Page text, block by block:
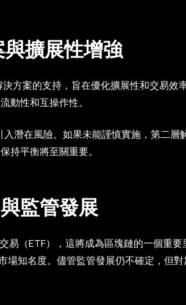
擴展性增強
方案的支持，旨在優化擴展性和交易效
動性和互操作性。
潛在風險。如果未能謹慎實施，第二層
持平衡將至關重要。
監管發展
易（ETF），這將成為區塊鏈的一個重
知名度。儘管監管發展仍不確定，但